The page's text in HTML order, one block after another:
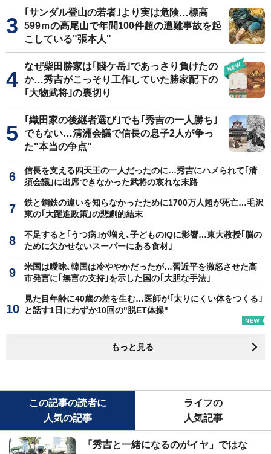
｢サンダル登山の若者｣より実は危険…標高
599ｍの高尾山で年間100件超の遭難事故を起
こしている"張本人"
なぜ柴田勝家は｢賤ケ岳｣であっさり負けたの
か…秀吉がこっそり工作していた勝家配下の
｢大物武将｣の裏切り
｢織田家の後継者選び｣でも｢秀吉の一人勝ち｣
でもない…清洲会議で信長の息子2人が争っ
た"本当の争点"
信長を支える四天王の一人だったのに…秀吉にハメられて｢清
須会議｣に出席できなかった武将の哀れな末路
鉄と鋼鉄の違いを知らなかったために1700万人超が死亡…毛沢
東の｢大躍進政策｣の悲劇的結末
不足すると｢うつ病｣が増え､子どものIQに影響…東大教授｢脳の
ために欠かせないスーパーにある食材｣
米国は曖昧､韓国は冷ややかだったが…習近平を激怒させた高
市発言に｢無言の支持｣を示した国の｢大胆な手法｣
見た目年齢に40歳の差を生む…医師が｢太りにくい体をつくる｣
と話す1日にわずか10回の"脱ET体操"
もっと見る
この記事の読者に
人気の記事
ライフの
人気記事
「秀吉と一緒になるのがイヤ」ではな